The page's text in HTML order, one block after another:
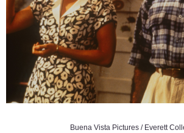
Buena Vista Pictures / Everett